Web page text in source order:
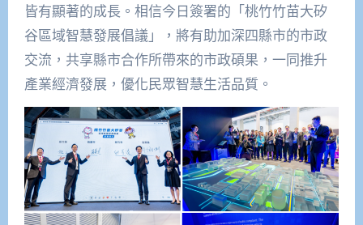
皆有顯著的成長。相信今日簽署的「桃竹竹苗大矽
谷區域智慧發展倡議」，將有助加深四縣市的市政
交流，共享縣市合作所帶來的市政碩果，一同推升
產業經濟發展，優化民眾智慧生活品質。